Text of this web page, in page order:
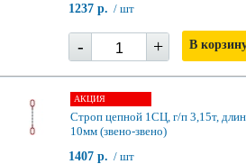
1237 р. / шт
- + В
АКЦИЯ
Строп цепной 1СЦ, г/п 3,15т,
10мм (звено-звено)
1407 р. / шт